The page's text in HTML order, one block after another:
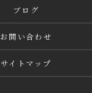
ブログ
お問い合わせ
サイトマップ